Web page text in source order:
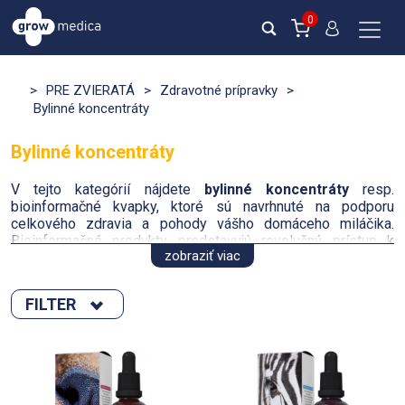
0
> PRE ZVIERATÁ > Zdravotné prípravky
>
Bylinné koncentráty
Bylinné koncentráty
V tejto kategórií nájdete bylinné koncentrátyresp.
bioinformačné kvapky, ktoré sú navrhnuté na podporu
celkového zdravia a pohody vášho domáceho miláčika.
Bioinformačné produkty predstavujú revolučný prístup k
podpore zdravia pomocou využitia moderných technológií a
podporujú prirodzené liečebné procesy a posilňujú imunitný
systém.
len chcete dopriať to najlepšie? Nami ponúkané doplnky
stravy pre domácie zvieratá, či už sú to mačky, psy alebo iné
malé zvieratká vám môže odporučiť veterinár ako podporný
zobraziť viac
FILTER
novinka
Výpredaj